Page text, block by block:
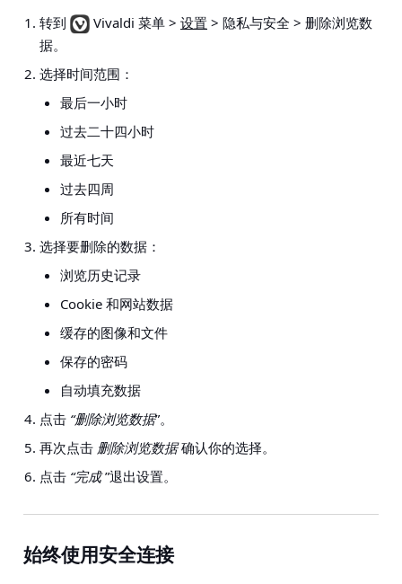
转到
Vivaldi 菜单 > 设置 > 隐私与安全 > 删除浏览数
据。
选择时间范围：
最后一小时
过去二十四小时
最近七天
过去四周
所有时间
选择要删除的数据：
浏览历史记录
Cookie 和网站数据
缓存的图像和文件
保存的密码
自动填充数据
点击 “删除浏览数据”。
再次点击 删除浏览数据确认你的选择。
点击 “完成”退出设置。
始终使用安全连接